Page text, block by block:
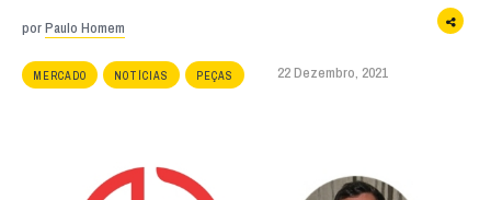
porPaulo Homem
MERCADO NOTÍCIAS PEÇAS 22 Dezembro, 2021